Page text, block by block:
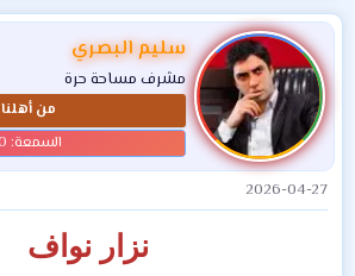
ت
ف
ا
ع
ل
ا
ت
:
سليم البصري
مشرف مساحة حرة
من أهلنا
2026-04-27
نزار نواف